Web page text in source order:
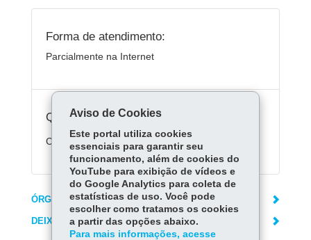
Forma de atendimento:
Parcialmente na Internet
Quanto custa:
Consulte as taxas do Ipem-PR
ÓRGÃO RESPONSÁVEL
DEIXE SUA OPINIÃO
Aviso de Cookies
Este portal utiliza cookies
essenciais para garantir seu
funcionamento, além de cookies do
YouTube para exibição de vídeos e
do Google Analytics para coleta de
estatísticas de uso. Você pode
escolher como tratamos os cookies
a partir das opções abaixo.
Para mais informações, acesse